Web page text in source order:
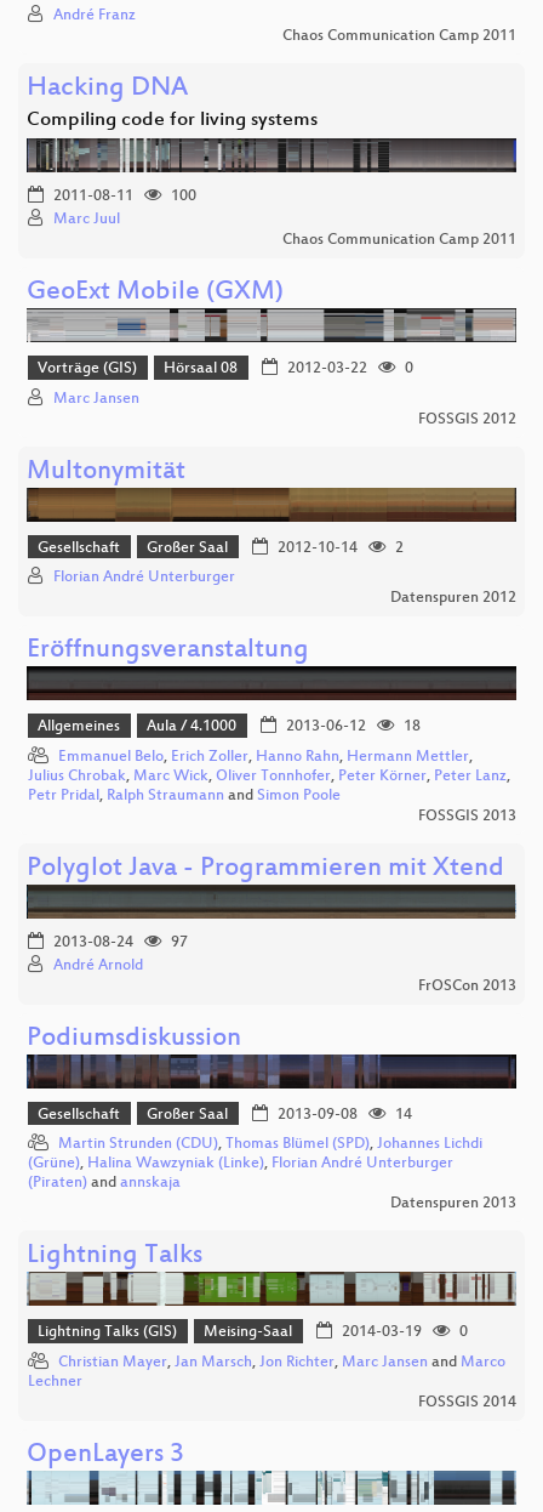
André Franz
Chaos Communication Camp 2011
Hacking DNA
Compiling code for living systems
2011-08-11
100
Marc Juul
Chaos Communication Camp 2011
GeoExt Mobile (GXM)
Vorträge (GIS) Hörsaal 08 2012-03-22
0
Marc Jansen
FOSSGIS 2012
Multonymität
Gesellschaft Großer Saal 2012-10-14
2
Florian André Unterburger
Datenspuren 2012
Eröffnungsveranstaltung
Allgemeines Aula / 4.1000 2013-06-12
18
Emmanuel Belo, Erich Zoller, Hanno Rahn, Hermann Mettler,
Julius Chrobak, Marc Wick, Oliver Tonnhofer, Peter Körner, Peter Lanz,
Petr Pridal , Ralph Straumann and Simon Poole
FOSSGIS 2013
Polyglot Java - Programmieren mit Xtend
2013-08-24
97
André Arnold
FrOSCon 2013
Podiumsdiskussion
Gesellschaft Großer Saal 2013-09-08
14
Martin Strunden (CDU), Thomas Blümel (SPD), Johannes Lichdi
(Grüne), Halina Wawzyniak (Linke), Florian André Unterburger
(Piraten) and annskaja
Datenspuren 2013
Lightning Talks
Lightning Talks (GIS) Meising-Saal 2014-03-19
0
Christian Mayer, Jan Marsch, Jon Richter, Marc Jansen and Marco
Lechner
FOSSGIS 2014
OpenLayers 3